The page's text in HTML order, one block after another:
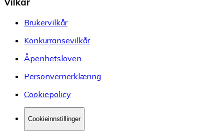
Brukervilkår
Konkurransevilkår
Åpenhetsloven
Personvernerklæring
Cookiepolicy
Cookieinnstillinger